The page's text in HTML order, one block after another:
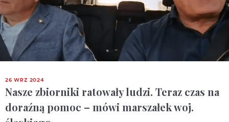
26 WRZ 2024
Nasze zbiorniki ratowały ludzi. Teraz czas na
doraźną pomoc – mówi marszałek woj.